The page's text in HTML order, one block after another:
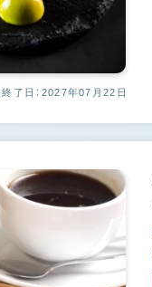
終了日：2027年07月22日